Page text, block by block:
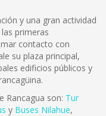
y una gran actividad
primeras
contacto con
su plaza principal,
edificios públicos y
Rancagua son: Tur
y Buses Nilahue,